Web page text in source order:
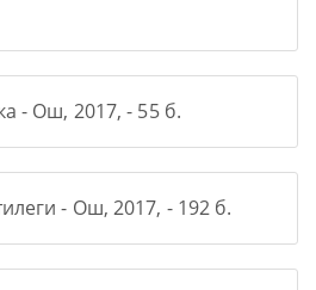
- Ош, 2017, - 55 б.
- Ош, 2017, - 192 б.